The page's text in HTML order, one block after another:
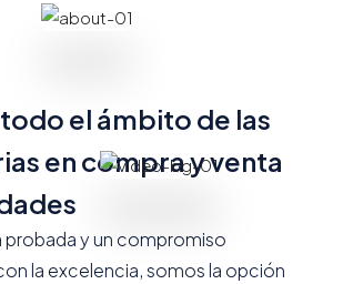
el ámbito de las
en compra y venta
probada y un compromiso
la excelencia, somos la opción